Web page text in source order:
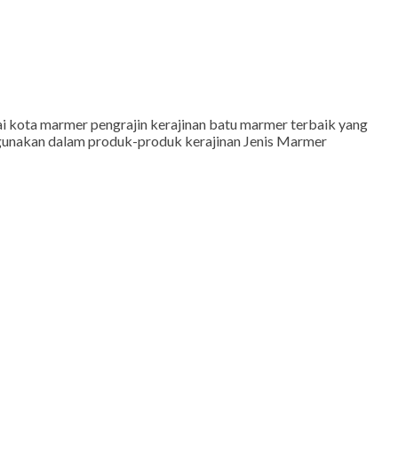
kota marmer pengrajin kerajinan batu marmer terbaik yang
dalam produk-produk kerajinan Jenis Marmer